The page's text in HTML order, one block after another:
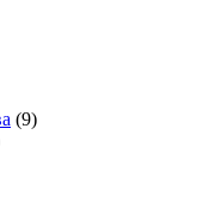
(9)